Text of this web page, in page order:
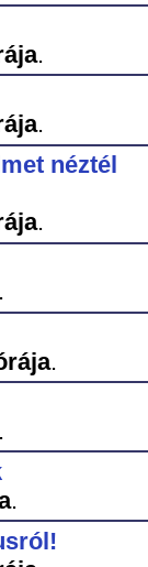
.
.
néztél
.
.
.